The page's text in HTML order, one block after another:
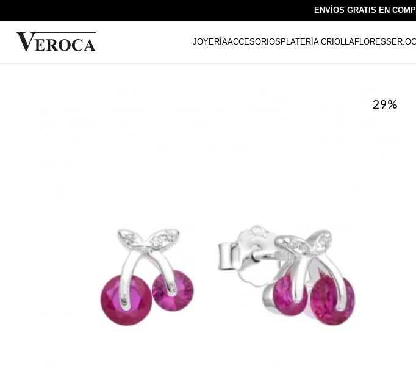
ENVÍOS GRATIS EN
JOYERÍAACCESORIOS PLATERÍA CRIOLLAFLORESSER.
29